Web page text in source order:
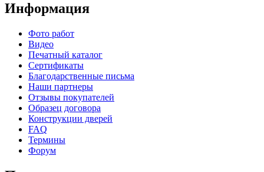
Информация
Фото работ
Видео
Печатный каталог
Сертификаты
Благодарственные письма
Наши партнеры
Отзывы покупателей
Образец договора
Конструкции дверей
FAQ
Термины
Форум